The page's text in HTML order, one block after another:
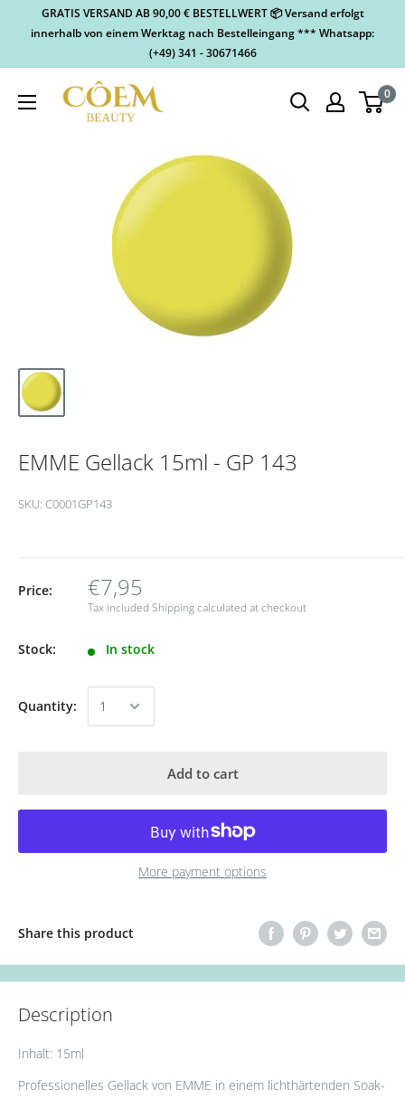
GRATIS VERSAND AB 90,00 € BESTELLWERT 📦 Versand erfolgt
innerhalb von einem Werktag nach Bestelleingang *** Whatsapp:
(+49) 341 - 30671466
0
EMME Gellack 15ml - GP 143
SKU: C0001GP143
Price: €7,95
Tax included Shipping calculated at checkout
Stock: In stock
Quantity:
Add to cart
More payment options
Share this product
Description
Inhalt: 15ml
Professionelles Gellack von EMME in einem lichthärtenden Soak-